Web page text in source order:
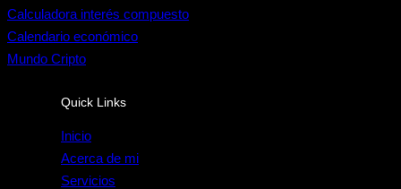
Calculadora interés compuesto
Calendario económico
Mundo Cripto
Quick Links
Inicio
Acerca de mi
Servicios